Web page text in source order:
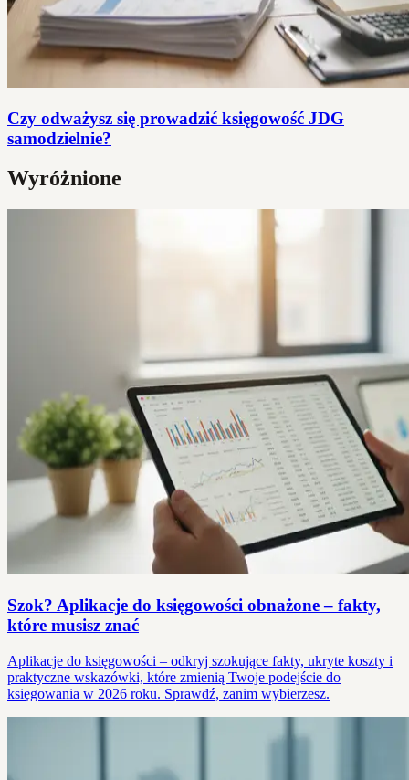
Czy odważysz się prowadzić księgowość JDG
samodzielnie?
Wyróżnione
Szok? Aplikacje do księgowości obnażone – fakty,
które musisz znać
Aplikacje do księgowości – odkryj szokujące fakty, ukryte koszty i
praktyczne wskazówki, które zmienią Twoje podejście do
księgowania w 2026 roku. Sprawdź, zanim wybierzesz.